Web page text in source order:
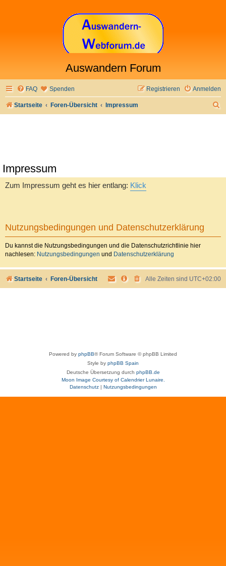
Auswandern Forum
FAQ Spenden Anmelden
Registrieren
Startseite Foren-Übersicht Impressum
Impressum
Zum Impressum geht es hier entlang: Klick
Nutzungsbedingungen und Datenschutzerklärung
Du kannst die Nutzungsbedingungen und die Datenschutzrichtlinie hier
nachlesen: Nutzungsbedingungen und Datenschutzerklärung
Startseite Foren-Übersicht Alle Zeiten sind UTC+02:00
Powered by phpBB® Forum Software © phpBB Limited
Style by phpBB Spain
Deutsche Übersetzung durch phpBB.de
Moon Image Courtesy of Calendrier Lunaire.
Datenschutz| Nutzungsbedingungen